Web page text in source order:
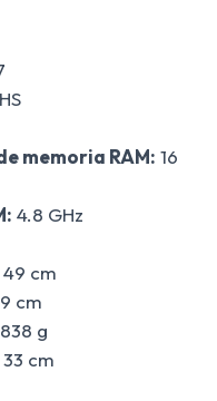
memoria RAM: 16
4.8 GHz
49 cm
9 cm
g
33 cm